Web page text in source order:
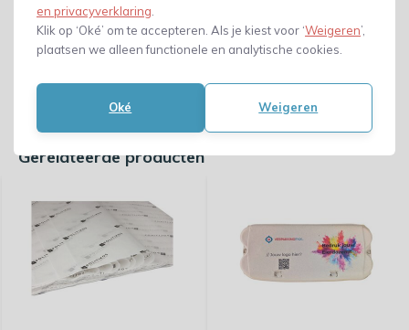
en privacyverklaring
Klik op ‘Oké’ om te accepteren. Als je kiest voor ‘Weigeren’,
plaatsen we alleen functionele en analytische cookies.
Oké Weigeren
Gerelateerde producten